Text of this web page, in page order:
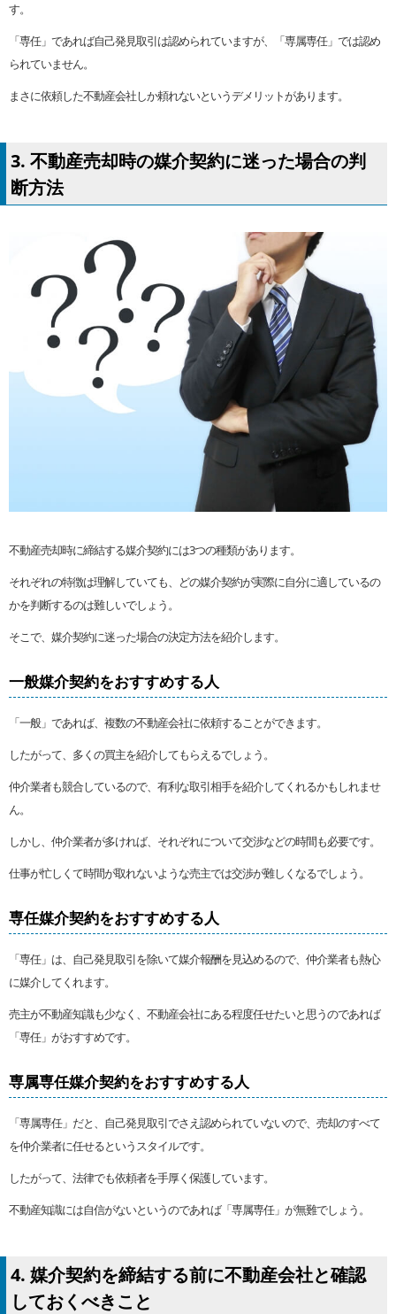
す。
「専任」であれば自己発見取引は認められていますが、「専属専任」では認め
られていません。
まさに依頼した不動産会社しか頼れないというデメリットがあります。
3. 不動産売却時の媒介契約に迷った場合の判
断方法
不動産売却時に締結する媒介契約には3つの種類があります。
それぞれの特徴は理解していても、どの媒介契約が実際に自分に適しているの
かを判断するのは難しいでしょう。
そこで、媒介契約に迷った場合の決定方法を紹介します。
一般媒介契約をおすすめする人
「一般」であれば、複数の不動産会社に依頼することができます。
したがって、多くの買主を紹介してもらえるでしょう。
仲介業者も競合しているので、有利な取引相手を紹介してくれるかもしれませ
ん。
しかし、仲介業者が多ければ、それぞれについて交渉などの時間も必要です。
仕事が忙しくて時間が取れないような売主では交渉が難しくなるでしょう。
専任媒介契約をおすすめする人
「専任」は、自己発見取引を除いて媒介報酬を見込めるので、仲介業者も熱心
に媒介してくれます。
売主が不動産知識も少なく、不動産会社にある程度任せたいと思うのであれば
「専任」がおすすめです。
専属専任媒介契約をおすすめする人
「専属専任」だと、自己発見取引でさえ認められていないので、売却のすべて
を仲介業者に任せるというスタイルです。
したがって、法律でも依頼者を手厚く保護しています。
不動産知識には自信がないというのであれば「専属専任」が無難でしょう。
4. 媒介契約を締結する前に不動産会社と確認
しておくべきこと